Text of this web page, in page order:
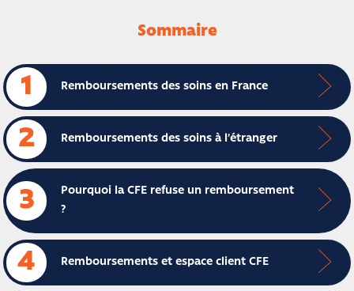
Sommaire
1 Remboursements des soins en France
2 Remboursements des soins à l’étranger
3
Pourquoi la CFE refuse un remboursement
?
4 Remboursements et espace client CFE